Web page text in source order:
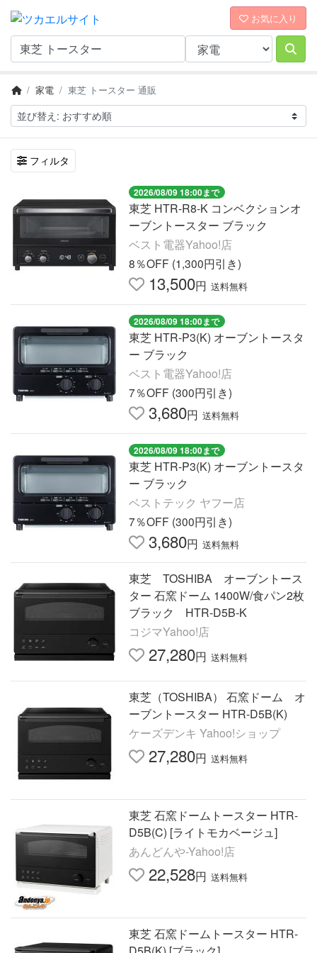
お気に入り
家電 東芝 トースター 通販
フィルタ
2026/08/09 18:00まで
東芝 HTR-R8-K コンベクションオ
ーブントースター ブラック
ベスト電器Yahoo!店
8％OFF (1,300円引き)
13,500円 送料無料
2026/08/09 18:00まで
東芝 HTR-P3(K) オーブントースタ
ー ブラック
ベスト電器Yahoo!店
7％OFF (300円引き)
3,680円 送料無料
2026/08/09 18:00まで
東芝 HTR-P3(K) オーブントースタ
ー ブラック
ベストテック ヤフー店
7％OFF (300円引き)
3,680円 送料無料
東芝 TOSHIBA オーブントース
ター 石窯ドーム 1400W/食パン2枚
ブラック HTR-D5B-K
コジマYahoo!店
27,280円 送料無料
東芝（TOSHIBA） 石窯ドーム オ
ーブントースター HTR-D5B(K)
ケーズデンキ Yahoo!ショップ
27,280円 送料無料
東芝 石窯ドームトースター HTR-
D5B(C) [ライトモカベージュ]
あんどんや-Yahoo!店
22,528円 送料無料
東芝 石窯ドームトースター HTR-